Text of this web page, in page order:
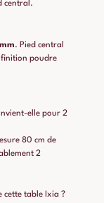
central.
mm. Pied central
finition poudre
elle pour 2
80 cm de
2
cette table Ixia ?